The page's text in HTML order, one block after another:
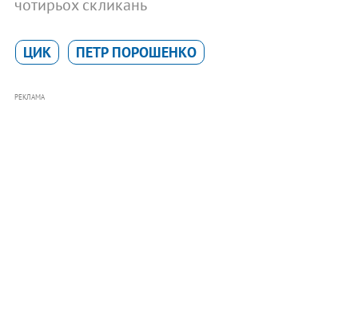
чотирьох скликань
ЦИК ПЕТР ПОРОШЕНКО
РЕКЛАМА